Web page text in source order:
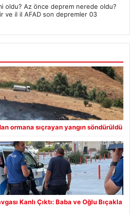
oldu? Az önce deprem nerede oldu?
ve il il AFAD son depremler 03
ormana sıçrayan yangın söndürüldü
Kanlı Çıktı: Baba ve Oğlu Bıçakla